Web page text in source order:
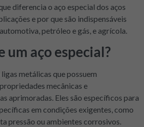
diferencia o aço especial dos aços
e por que são indispensáveis
petróleo e gás, e agrícola.
um aço especial?
metálicas que possuem
mecânicas e
aprimoradas. Eles são específicos para
em condições exigentes, como
pressão ou ambientes corrosivos.